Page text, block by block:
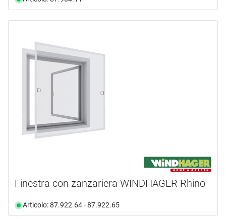
Finestra con zanzariera WINDHAGER Rhino
Articolo: 87.922.64 - 87.922.65